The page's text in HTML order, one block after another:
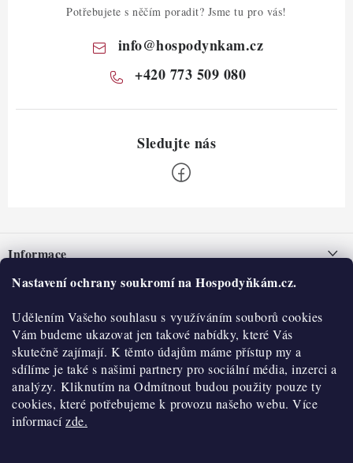
Nastavení ochrany soukromí na Hospodyňkám.cz.
Udělením Vašeho souhlasu s využíváním souborů cookies
Vám budeme ukazovat jen takové nabídky, které Vás
skutečně zajímají. K těmto údajům máme přístup my a
sdílíme je také s našimi partnery pro sociální média, inzerci a
analýzy. Kliknutím na Odmítnout budou použity pouze ty
cookies, které potřebujeme k provozu našeho webu. Více
informacízde.
Potřebujete s něčím poradit? Jsme tu pro vás!
info@hospodynkam.cz
+420 773 509 080
pInformace
Nepřevzetí zásilky na dobírku
Obchodní podmínky
Hodnocení obchodu
Blog
Moje objednávka
O nás
Historie
Kontakty
O nákupu
Reklamace a vratky
Výdejní místa